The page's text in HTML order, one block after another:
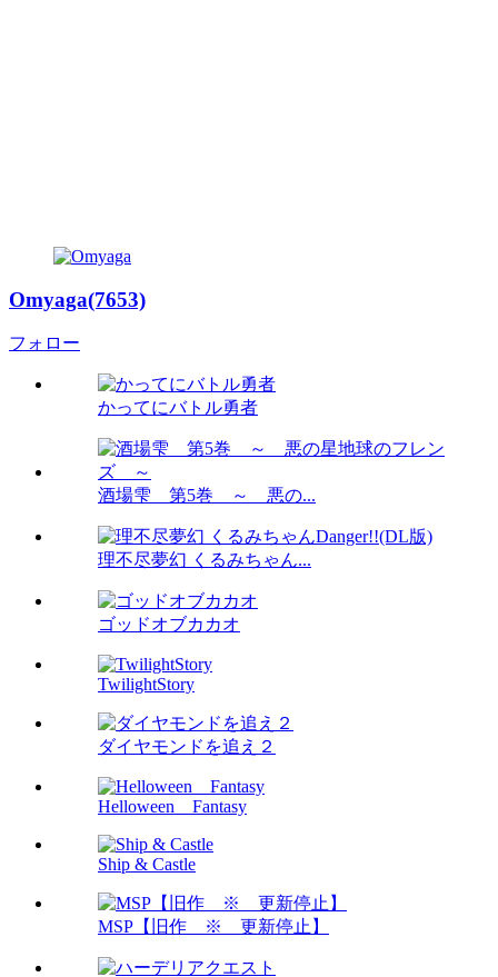
Omyaga(7653)
フォロー
かってにバトル勇者
酒場雫 第5巻 ～ 悪の...
理不尽夢幻 くるみちゃん...
ゴッドオブカカオ
TwilightStory
ダイヤモンドを追え２
Helloween Fantasy
Ship & Castle
MSP【旧作 ※ 更新停止】